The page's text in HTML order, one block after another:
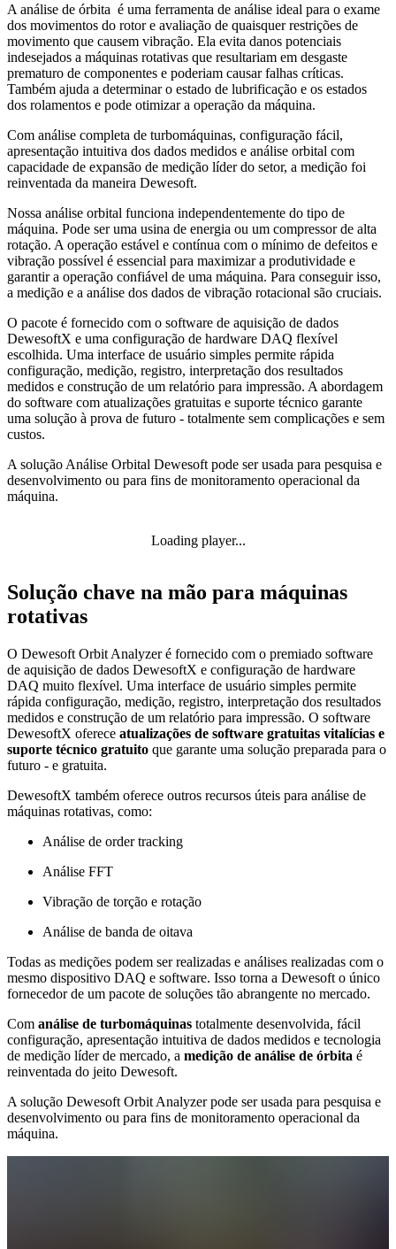
A análise de órbita é uma ferramenta de análise ideal para o exame
dos movimentos do rotor e avaliação de quaisquer restrições de
movimento que causem vibração. Ela evita danos potenciais
indesejados a máquinas rotativas que resultariam em desgaste
prematuro de componentes e poderiam causar falhas críticas.
Também ajuda a determinar o estado de lubrificação e os estados
dos rolamentos e pode otimizar a operação da máquina.
Com análise completa de turbomáquinas, configuração fácil,
apresentação intuitiva dos dados medidos e análise orbital com
capacidade de expansão de medição líder do setor, a medição foi
reinventada da maneira Dewesoft.
Nossa análise orbital funciona independentemente do tipo de
máquina. Pode ser uma usina de energia ou um compressor de alta
rotação. A operação estável e contínua com o mínimo de defeitos e
vibração possível é essencial para maximizar a produtividade e
garantir a operação confiável de uma máquina. Para conseguir isso,
a medição e a análise dos dados de vibração rotacional são cruciais.
O pacote é fornecido com o software de aquisição de dados
DewesoftX e uma configuração de hardware DAQ flexível
escolhida. Uma interface de usuário simples permite rápida
configuração, medição, registro, interpretação dos resultados
medidos e construção de um relatório para impressão. A abordagem
do software com atualizações gratuitas e suporte técnico garante
uma solução à prova de futuro - totalmente sem complicações e sem
custos.
A solução Análise Orbital Dewesoft pode ser usada para pesquisa e
desenvolvimento ou para fins de monitoramento operacional da
máquina.
Loading player...
Solução chave na mão para máquinas
rotativas
O Dewesoft Orbit Analyzer é fornecido com o premiado software
de aquisição de dados DewesoftX e configuração de hardware
DAQ muito flexível. Uma interface de usuário simples permite
rápida configuração, medição, registro, interpretação dos resultados
medidos e construção de um relatório para impressão. O software
DewesoftX oferece atualizações de software gratuitas vitalícias e
suporte técnico gratuito que garante uma solução preparada para o
futuro - e gratuita.
DewesoftX também oferece outros recursos úteis para análise de
máquinas rotativas, como:
Análise de order tracking
Análise FFT
Vibração de torção e rotação
Análise de banda de oitava
Todas as medições podem ser realizadas e análises realizadas com o
mesmo dispositivo DAQ e software. Isso torna a Dewesoft o único
fornecedor de um pacote de soluções tão abrangente no mercado.
Com análise de turbomáquinas totalmente desenvolvida, fácil
configuração, apresentação intuitiva de dados medidos e tecnologia
de medição líder de mercado, a medição de análise de órbita é
reinventada do jeito Dewesoft.
A solução Dewesoft Orbit Analyzer pode ser usada para pesquisa e
desenvolvimento ou para fins de monitoramento operacional da
máquina.